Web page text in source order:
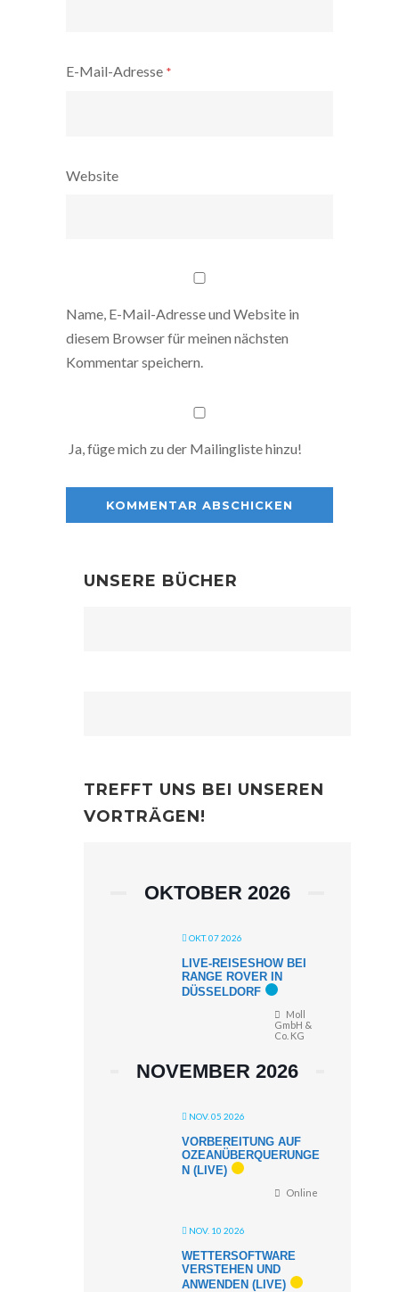
E-Mail-Adresse *
Website
Name, E-Mail-Adresse und Website in
diesem Browser für meinen nächsten
Kommentar speichern.
Ja, füge mich zu der Mailingliste hinzu!
UNSERE BÜCHER
TREFFT UNS BEI UNSEREN
VORTRÄGEN!
OKTOBER 2026
OKT. 07 2026
LIVE-REISESHOW BEI
RANGE ROVER IN
DÜSSELDORF
Moll
GmbH &
Co. KG
NOVEMBER 2026
NOV. 05 2026
VORBEREITUNG AUF
OZEANÜBERQUERUNGE
N (LIVE)
Online
NOV. 10 2026
WETTERSOFTWARE
VERSTEHEN UND
ANWENDEN (LIVE)